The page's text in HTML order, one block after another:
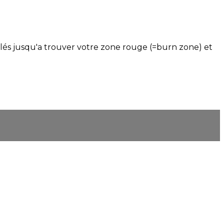
jusqu'a trouver votre zone rouge (=burn zone) et